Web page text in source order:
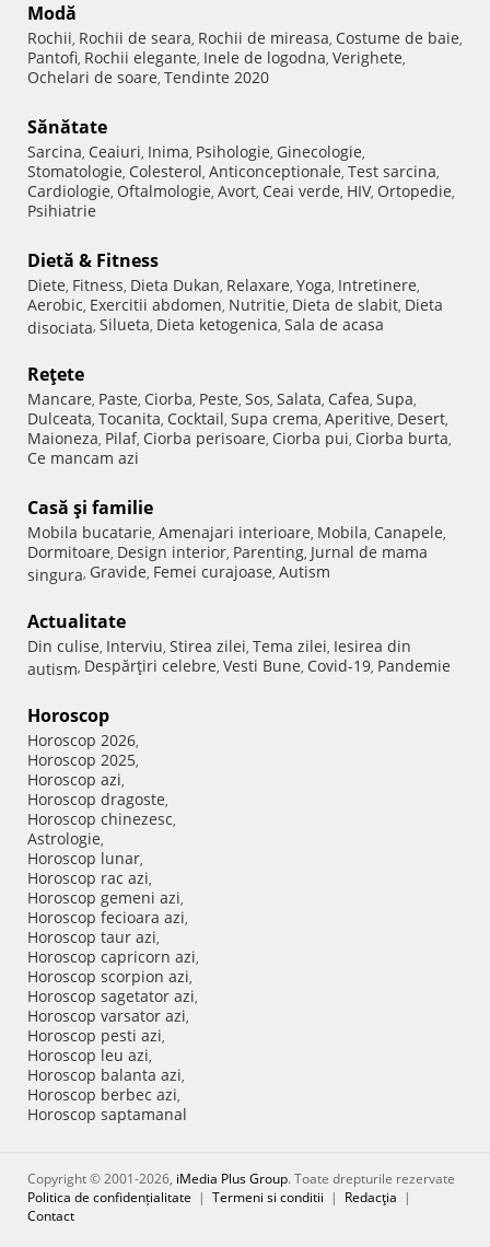
Modă
Rochii, Rochii de seara, Rochii de mireasa, Costume de baie,
Pantofi, Rochii elegante, Inele de logodna, Verighete,
Ochelari de soare, Tendinte 2020
Sănătate
Sarcina, Ceaiuri, Inima, Psihologie, Ginecologie,
Stomatologie, Colesterol, Anticonceptionale, Test sarcina,
Cardiologie, Oftalmologie, Avort, Ceai verde, HIV, Ortopedie,
Psihiatrie
Dietă & Fitness
Diete, Fitness, Dieta Dukan, Relaxare, Yoga, Intretinere,
Aerobic, Exercitii abdomen, Nutritie, Dieta de slabit, Dieta
disociata, Silueta, Dieta ketogenica, Sala de acasa
Reţete
Mancare, Paste, Ciorba, Peste, Sos, Salata, Cafea, Supa,
Dulceata, Tocanita, Cocktail, Supa crema, Aperitive, Desert,
Maioneza, Pilaf, Ciorba perisoare, Ciorba pui, Ciorba burta,
Ce mancam azi
Casă şi familie
Mobila bucatarie, Amenajari interioare, Mobila, Canapele,
Dormitoare, Design interior, Parenting, Jurnal de mama
singura, Gravide, Femei curajoase, Autism
Actualitate
Din culise, Interviu, Stirea zilei, Tema zilei, Iesirea din
autism, Despărţiri celebre, Vesti Bune, Covid-19, Pandemie
Horoscop
Horoscop 2026,
Horoscop 2025,
Horoscop azi,
Horoscop dragoste,
Horoscop chinezesc,
Astrologie,
Horoscop lunar,
Horoscop rac azi,
Horoscop gemeni azi,
Horoscop fecioara azi,
Horoscop taur azi,
Horoscop capricorn azi,
Horoscop scorpion azi,
Horoscop sagetator azi,
Horoscop varsator azi,
Horoscop pesti azi,
Horoscop leu azi,
Horoscop balanta azi,
Horoscop berbec azi,
Horoscop saptamanal
Copyright © 2001-2026, iMedia Plus Group. Toate drepturile rezervate
Politica de confidențialitate | Termeni si conditii | Redacţia |
Contact